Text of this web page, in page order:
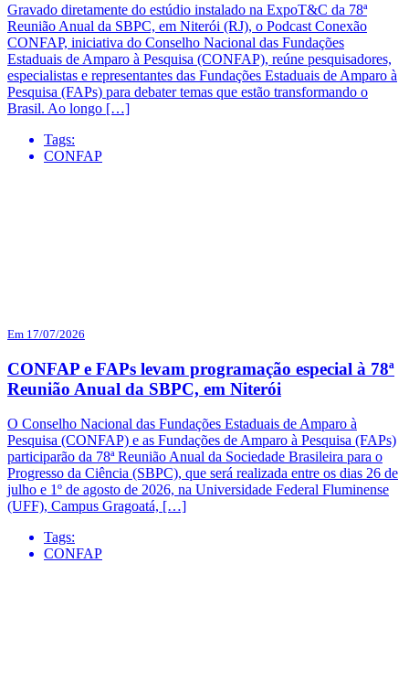
Gravado diretamente do estúdio instalado na ExpoT&C da 78ª
Reunião Anual da SBPC, em Niterói (RJ), o Podcast Conexão
CONFAP, iniciativa do Conselho Nacional das Fundações
Estaduais de Amparo à Pesquisa (CONFAP), reúne pesquisadores,
especialistas e representantes das Fundações Estaduais de Amparo à
Pesquisa (FAPs) para debater temas que estão transformando o
Brasil. Ao longo […]
Tags:
CONFAP
Em 17/07/2026
CONFAP e FAPs levam programação especial à 78ª
Reunião Anual da SBPC, em Niterói
O Conselho Nacional das Fundações Estaduais de Amparo à
Pesquisa (CONFAP) e as Fundações de Amparo à Pesquisa (FAPs)
participarão da 78ª Reunião Anual da Sociedade Brasileira para o
Progresso da Ciência (SBPC), que será realizada entre os dias 26 de
julho e 1º de agosto de 2026, na Universidade Federal Fluminense
(UFF), Campus Gragoatá, […]
Tags:
CONFAP